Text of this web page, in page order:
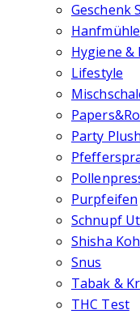
Geschenk
Hygiene
Lifestyle
Party
Purpfeifen
Schnupf
Shisha
Snus
Tabak &
THC Test